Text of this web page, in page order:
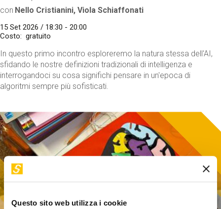
Questo sito web utilizza i cookie
con Nello Cristianini, Viola Schiaffonati
15 Set 2026 / 18:30 - 20:00
Costo
gratuito
In questo primo incontro esploreremo la natura stessa dell'AI,
sfidando le nostre definizioni tradizionali di intelligenza e
interrogandoci su cosa significhi pensare in un'epoca di
algoritmi sempre più sofisticati.